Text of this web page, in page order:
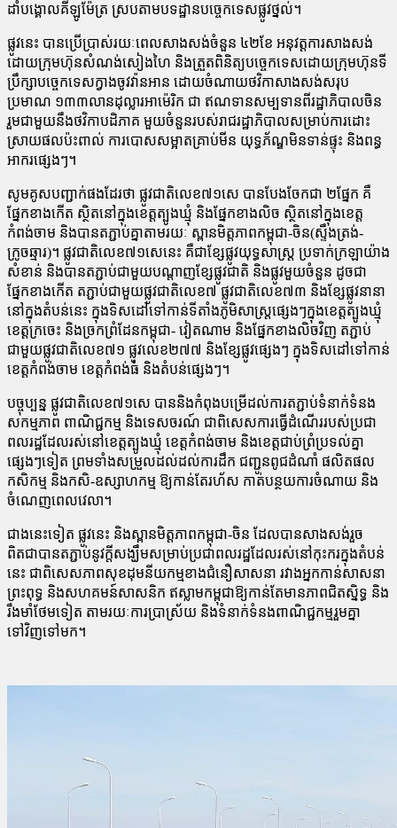
ដាំបង្គោលគីឡូម៉ែត្រ ស្របតាមបទដ្ឋានបច្ចេក​ទេសផ្លូវ​ថ្នល់។
ផ្លូវនេះ បានប្រើប្រាស់រយៈពេលសាងសង់ចំនួន ៤២ខែ អនុវត្តកា​រ​​សាង​សង់
ដោយក្រុមហ៊ុនសំណង់សៀងហៃ និងត្រួតពិនិត្យបច្ចេក​ទេស​ដោយក្រុមហ៊ុនទី
ប្រឹក្សាបច្ចេកទេសក្វាងចូវវ៉ាន​អាន ដោយ​ចំណាយ​ថវិកាសាងសង់សរុប
ប្រមាណ ១៣៣លានដុល្លារអាម៉េរិក ជា ឥណទានសម្បទានពីរដ្ឋាភិបាលចិន
រួមជាមួយនឹងថវិកាបដិភាគ មួយ​ចំនួនរបស់រាជរដ្ឋាភិបាលសម្រាប់ការដោះ
ស្រាយផលប៉ះពាល់ ការបោស​សម្អាតគ្រាប់មីន យុទ្ធភ័ណ្ឌមិនទាន់ផ្ទុះ និងពន្ធ
អាករ​ផ្សេងៗ។
សូមគូសបញ្ជាក់ផងដែរថា ផ្លូវជាតិលេខ៧១សេ បានបែងចែកជា ២ផ្នែក គឺ
ផ្នែកខាងកើត ស្ថិតនៅក្នុងខេត្តត្បូងឃ្មុំ និងផ្នែកខាងលិច ស្ថិតនៅក្នុងខេត្ត
កំពង់ចាម និងបានតភ្ជាប់គ្នាតាមរយៈ ស្ពានមិត្តភាព​កម្ពុជា-ចិន(ស្ទឹងត្រង់-
ក្រូចឆ្មារ)។ ផ្លូវជាតិលេខ៧១សេនេះ គឺជាខ្សែផ្លូវ​យុទ្ធសាស្ត្រ ប្រទាក់ក្រឡាយ៉ាង
សំខាន់ និងបានតភ្ជាប់ជាមួយ​បណ្តាញ​​​ខ្សែផ្លូវជាតិ និងផ្លូវមួយចំនួន ដូចជា
ផ្នែកខាងកើត តភ្ជាប់​ជាមួយ​ផ្លូវជាតិលេខ៧ ផ្លូវជាតិលេខ៧៣ និងខ្សែផ្លូវ​នានា​
នៅក្នុងតំបន់​នេះ ក្នុងទិសដៅទៅកាន់ទីតាំងភូមិសាស្ត្រផ្សេងៗក្នុងខេត្តត្បូងឃ្មុំ
ខេត្តក្រចេះ និងច្រកព្រំដែនកម្ពុជា- វៀតណាម និងផ្នែកខាងលិចវិញ តភ្ជាប់
ជាមួយផ្លូវជាតិលេខ៧១ ផ្លូវលេខ២៧៧ និងខ្សែផ្លូវផ្សេងៗ ក្នុងទិសដៅទៅកាន់
ខេត្តកំពង់ចាម ខេត្តកំពង់ធំ និងតំបន់ផ្សេងៗ។
បច្ចុប្បន្ន ផ្លូវជាតិលេខ៧១សេ បាននិងកំពុងបម្រើដល់ការតភ្ជាប់ទំនាក់​ទំនង​​
សកម្មភាព ពាណិជ្ជកម្ម និងទេសចរណ៍ ជាពិសេសការធ្វើដំណើរ​របស់ប្រជា
ពលរដ្ឋដែលរស់នៅខេត្តត្បូងឃ្មុំ ខេត្តកំពង់ចាម និងខេត្ត​ជាប់​​ព្រំប្រទល់គ្នា
ផ្សេងៗទៀត ព្រមទាំងសម្រួលដល់ដល់ការដឹក ជញ្ជូន​ពូជដំណាំ ផលិតផល
កសិកម្ម និងកសិ-ឧស្សាហកម្ម ឱ្យកាន់​តែរហ័ស កាត់បន្ថយការចំណាយ និង
ចំណេញពេលវេលា។
ជាង​នេះ​ទៀត ផ្លូវនេះ និងស្ពានមិត្តភាពកម្ពុជា-ចិន ដែលបានសាង​សង់​រួច
ពិតជាបានតភ្ជាប់នូវក្តីសង្ឃឹមសម្រាប់ប្រជាពលរដ្ឋដែលរស់​នៅ​កុះករក្នុងតំបន់
នេះ ជាពិសេសភាពសុខដុមនីយកម្មខាងជំនឿ​សាស​នា រវាងអ្នកកាន់សាសនា
ព្រះពុទ្ធ និងសហគមន៍សាសនិក ឥស្លាម​កម្ពុជា​ឱ្យកាន់តែមានភាពជិតស្និទ្ធ និង
រឹងមាំថែមទៀត តាមរយៈការប្រា​ស្រ័យ និងទំនាក់ទំនងពាណិជ្ជកម្មរួមគ្នា
ទៅវិញទៅមក។